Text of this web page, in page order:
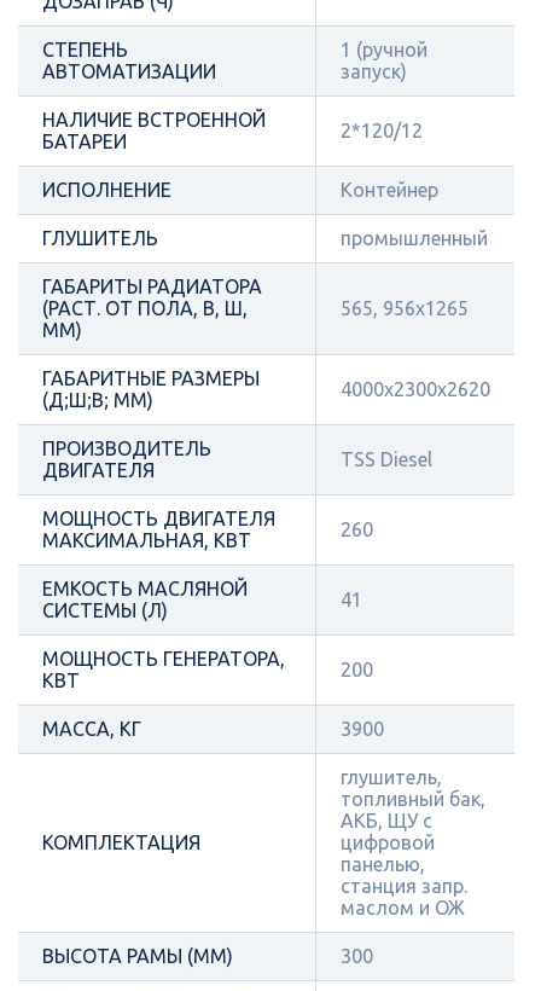
СТЕПЕНЬ
АВТОМАТИЗАЦИИ
1 (ручной
запуск)
НАЛИЧИЕ ВСТРОЕННОЙ
БАТАРЕИ
2*120/12
ИСПОЛНЕНИЕ Контейнер
ГЛУШИТЕЛЬ промышленный
ГАБАРИТЫ РАДИАТОРА
(РАСТ. ОТ ПОЛА, В, Ш,
ММ)
565, 956х1265
ГАБАРИТНЫЕ РАЗМЕРЫ
(Д;Ш;В; ММ)
4000x2300x2620
ПРОИЗВОДИТЕЛЬ
ДВИГАТЕЛЯ
TSS Diesel
МОЩНОСТЬ ДВИГАТЕЛЯ
МАКСИМАЛЬНАЯ, КВТ
260
ЕМКОСТЬ МАСЛЯНОЙ
СИСТЕМЫ (Л)
41
МОЩНОСТЬ ГЕНЕРАТОРА,
КВТ
200
МАССА, КГ 3900
КОМПЛЕКТАЦИЯ
глушитель,
топливный бак,
АКБ, ЩУ с
цифровой
панелью,
станция запр.
маслом и ОЖ
ВЫСОТА РАМЫ (ММ) 300